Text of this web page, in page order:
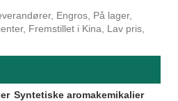
Engros, På lager,
Fremstillet i Kina, Lav pris,
Syntetiske aromakemikalier